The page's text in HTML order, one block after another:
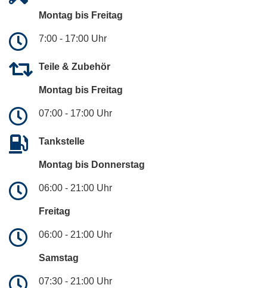
Montag bis Freitag
7:00 - 17:00 Uhr
Teile & Zubehör
Montag bis Freitag
07:00 - 17:00 Uhr
Tankstelle
Montag bis Donnerstag
06:00 - 21:00 Uhr
Freitag
06:00 - 21:00 Uhr
Samstag
07:30 - 21:00 Uhr